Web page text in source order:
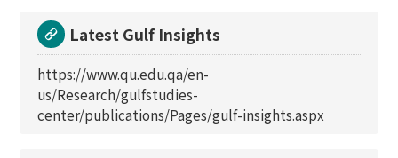
Latest Gulf Insights
https://www.qu.edu.qa/en-
us/Research/gulfstudies-
center/publications/Pages/gulf-insights.aspx